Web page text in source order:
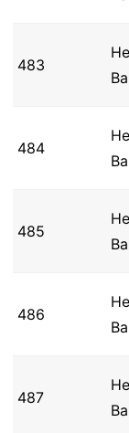
483
484
485
486
487